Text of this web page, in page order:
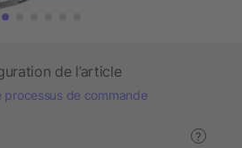
de l’article
processus de commande
?